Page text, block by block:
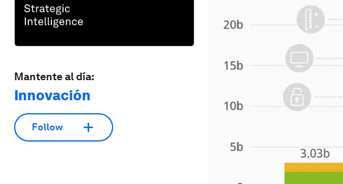
Mantente al día:
Innovación
Follow